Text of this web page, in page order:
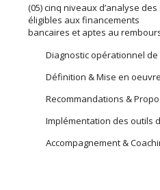
(05) cinq niveaux d’analyse
éligibles aux financements
bancaires et aptes au
Diagnostic opérationnel de
Définition & Mise en
Recommandations &
Implémentation des outils
Accompagnement &